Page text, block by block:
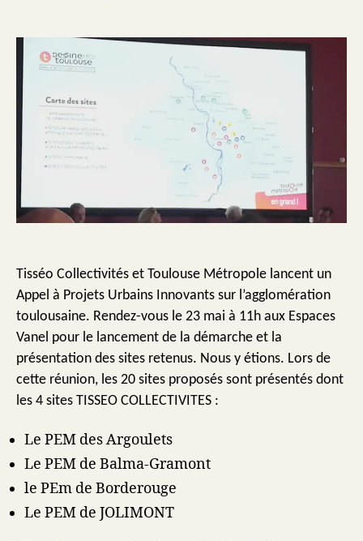
Tisséo Collectivités et Toulouse Métropole lancent un
Appel à Projets Urbains Innovants sur l’agglomération
toulousaine. Rendez-vous le 23 mai à 11h aux Espaces
Vanel pour le lancement de la démarche et la
présentation des sites retenus. Nous y étions. Lors de
cette réunion, les 20 sites proposés sont présentés dont
les 4 sites TISSEO COLLECTIVITES :
Le PEM des Argoulets
Le PEM de Balma-Gramont
le PEm de Borderouge
Le PEM de JOLIMONT